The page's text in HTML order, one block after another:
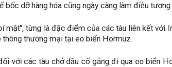
bốc dỡ hàng hóa cũng ngày càng làm điều tương
mật", từng là đặc điểm của các tàu liên kết với
thông thương mại tại eo biển Hormuz.
với các tàu chở dầu cố gắng đi qua eo biển